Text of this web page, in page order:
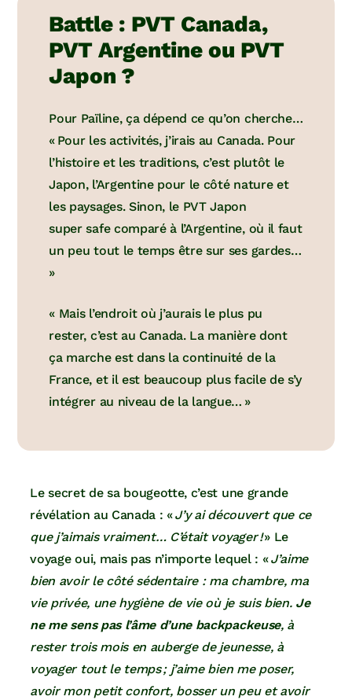
Battle : PVT Canada,
PVT Argentine ou PVT
Japon ?
Pour Païline, ça dépend ce qu’on cherche…
« Pour les activités, j’irais au Canada. Pour
l’histoire et les traditions, c’est plutôt le
Japon, l’Argentine pour le côté nature et
les paysages. Sinon, le PVT Japon
super safe comparé à l’Argentine, où il faut
un peu tout le temps être sur ses gardes…
»
« Mais l’endroit où j’aurais le plus pu
rester, c’est au Canada. La manière dont
ça marche est dans la continuité de la
France, et il est beaucoup plus facile de s’y
intégrer au niveau de la langue… »
Le secret de sa bougeotte, c’est une grande
révélation au Canada : «J’y ai découvert que ce
que j’aimais vraiment… C’était voyager !» Le
voyage oui, mais pas n’importe lequel : «J’aime
bien avoir le côté sédentaire : ma chambre, ma
vie privée, une hygiène de vie où je suis bien. Je
ne me sens pas l’âme d’une backpackeuse, à
rester trois mois en auberge de jeunesse, à
voyager tout le temps ; j’aime bien me poser,
avoir mon petit confort, bosser un peu et avoir